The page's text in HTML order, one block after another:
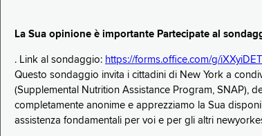
La Sua opinione è importante Partecipate al
. Link al sondaggio: https://forms.office.com/g/
Questo sondaggio invita i cittadini di New York a
(Supplemental Nutrition Assistance Program, SNAP),
completamente anonime e apprezziamo la Sua
assistenza fondamentali per voi e per gli altri